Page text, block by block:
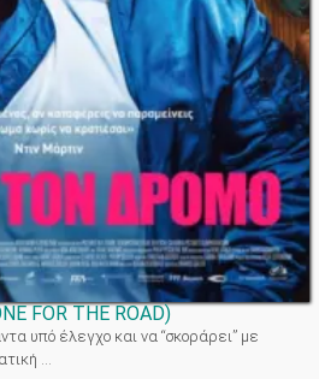
FOR THE ROAD)
υπό έλεγχο και να “σκοράρει” με
...